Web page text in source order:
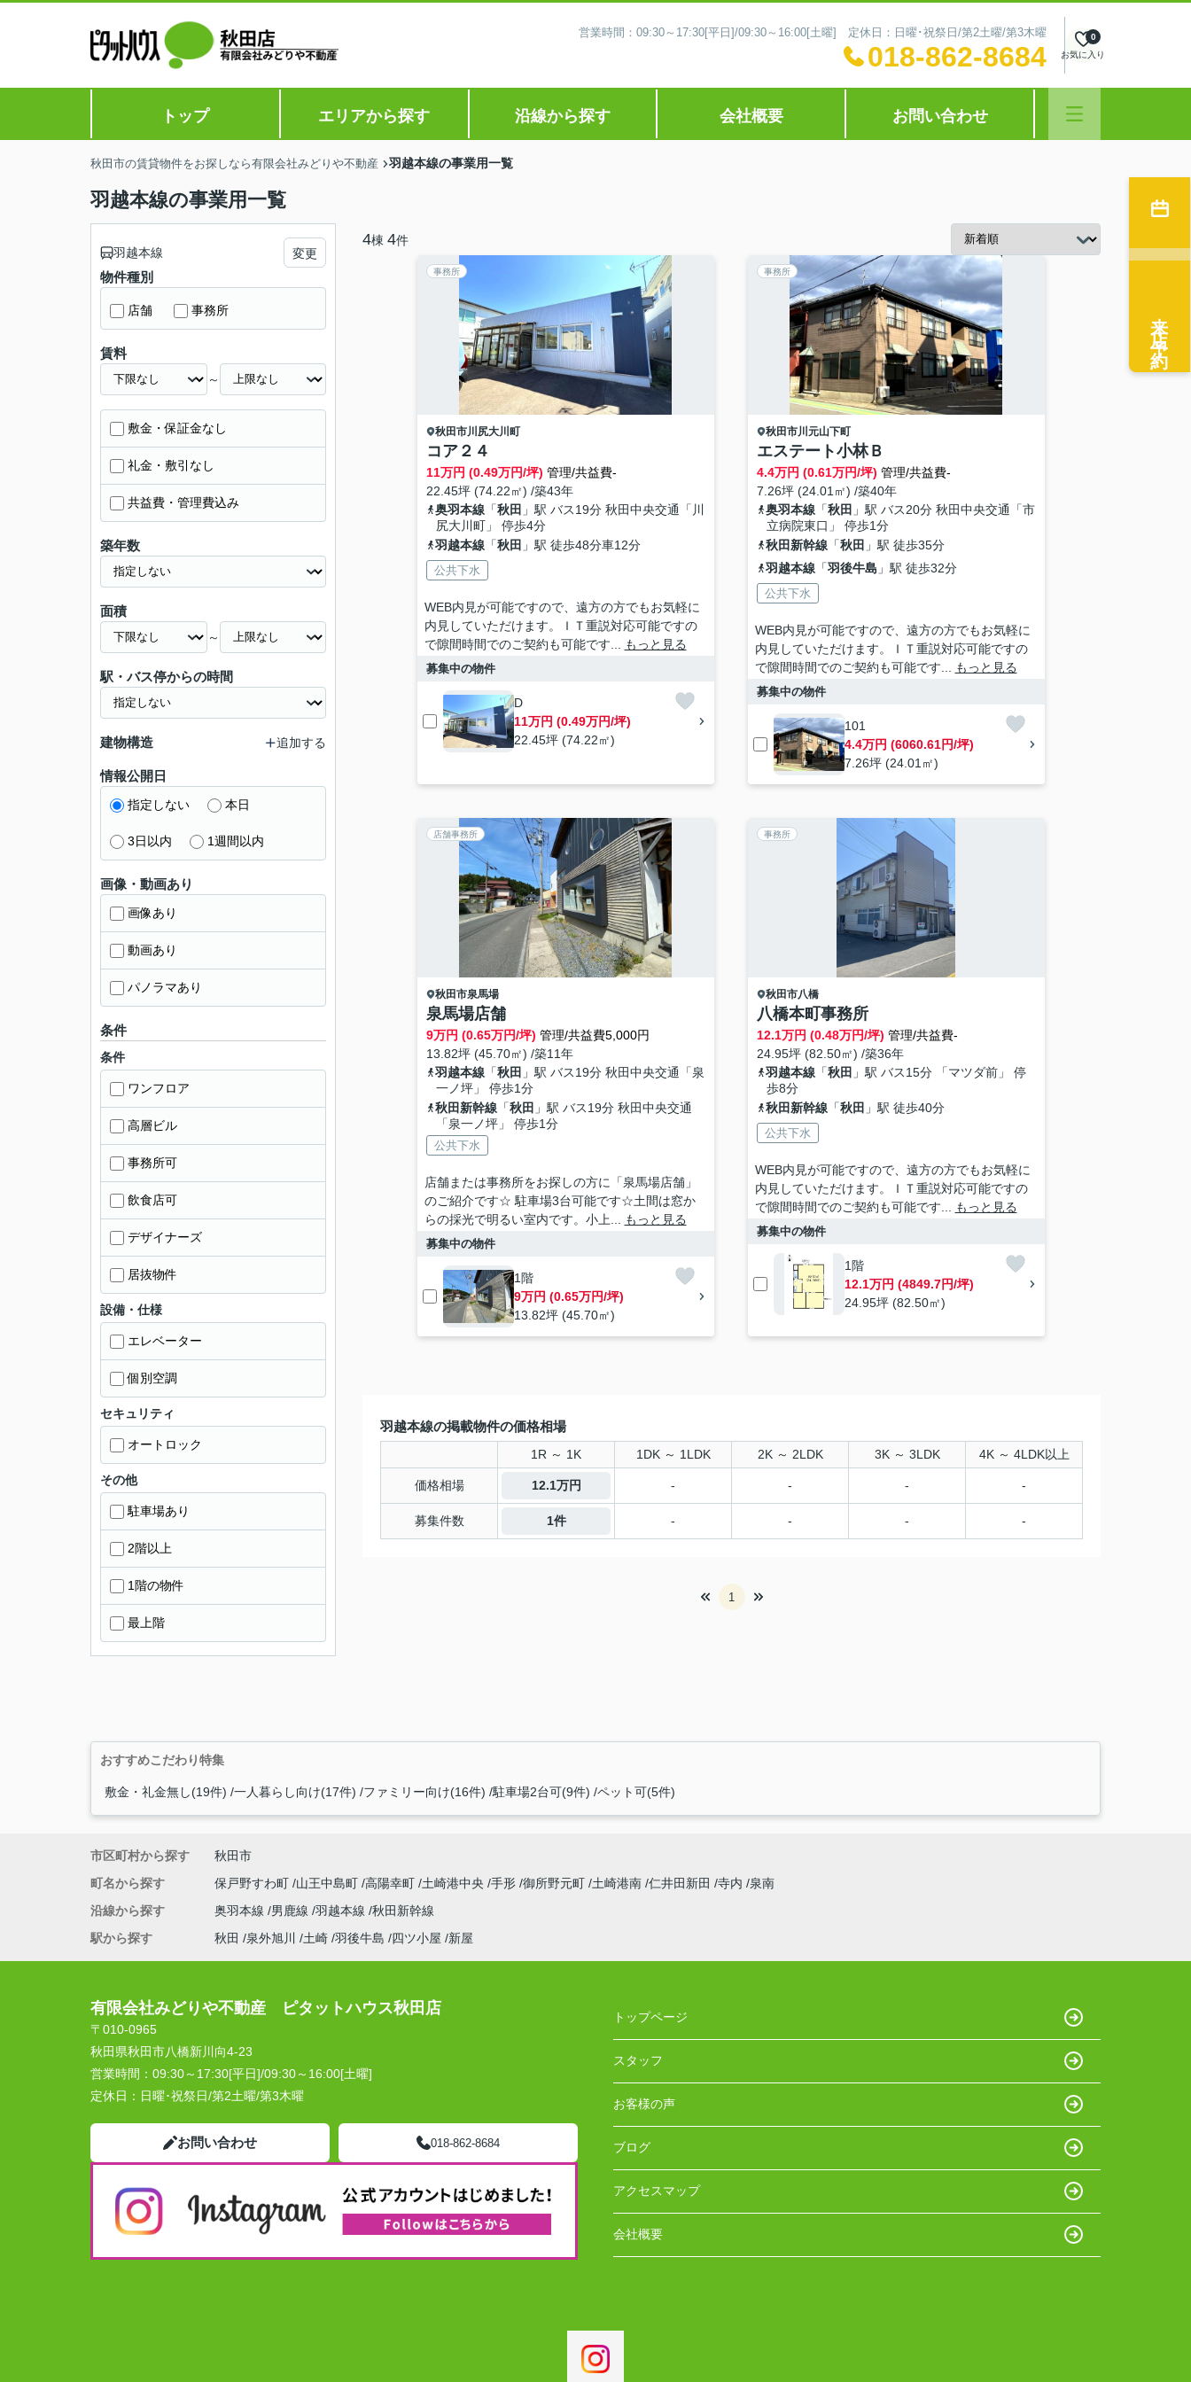
営業時間：09:30～17:30[平日]/09:30～16:00[土曜] 定休日：日曜･祝祭日/第2土曜/第3木曜
018-862-8684 お気に入り
0
トップ エリアから探す 沿線から探す 会社概要 お問い合わせ
秋田市の賃貸物件をお探しなら有限会社みどりや不動産 羽越本線の事業用一覧
羽越本線の事業用一覧
4棟 4件
事務所
秋田市川尻大川町
コア２４
11万円 (0.49万円/坪) 管理/共益費-
22.45坪 (74.22㎡) /築43年
奥羽本線「秋田 」駅 バス19分 秋田中央交通「川
尻大川町」 停歩4分
羽越本線「秋田 」駅 徒歩48分車12分
公共下水
WEB内見が可能ですので、遠方の方でもお気軽に
内見していただけます。ＩＴ重説対応可能ですの
で隙間時間でのご契約も可能です...
もっと見る
募集中の物件
D
11万円 (0.49万円/坪)
22.45坪 (74.22㎡)
事務所
秋田市川元山下町
エステート小林Ｂ
4.4万円 (0.61万円/坪) 管理/共益費-
7.26坪 (24.01㎡) /築40年
奥羽本線「秋田 」駅 バス20分 秋田中央交通「市
立病院東口」 停歩1分
秋田新幹線「秋田 」駅 徒歩35分
羽越本線「羽後牛島 」駅 徒歩32分
公共下水
WEB内見が可能ですので、遠方の方でもお気軽に
内見していただけます。ＩＴ重説対応可能ですの
で隙間時間でのご契約も可能です...
もっと見る
募集中の物件
101
4.4万円 (6060.61円/坪)
7.26坪 (24.01㎡)
店舗事務所
秋田市泉馬場
泉馬場店舗
9万円 (0.65万円/坪) 管理/共益費5,000円
13.82坪 (45.70㎡) /築11年
羽越本線「秋田 」駅 バス19分 秋田中央交通「泉
一ノ坪」 停歩1分
秋田新幹線「秋田 」駅 バス19分 秋田中央交通
「泉一ノ坪」 停歩1分
公共下水
店舗または事務所をお探しの方に「泉馬場店舗」
のご紹介です☆ 駐車場3台可能です☆土間は窓か
らの採光で明るい室内です。小上...
もっと見る
募集中の物件
1階
9万円 (0.65万円/坪)
13.82坪 (45.70㎡)
事務所
秋田市八橋
八橋本町事務所
12.1万円 (0.48万円/坪) 管理/共益費-
24.95坪 (82.50㎡) /築36年
羽越本線「秋田 」駅 バス15分 「マツダ前」 停
歩8分
秋田新幹線「秋田 」駅 徒歩40分
公共下水
WEB内見が可能ですので、遠方の方でもお気軽に
内見していただけます。ＩＴ重説対応可能ですの
で隙間時間でのご契約も可能です...
もっと見る
募集中の物件
1階
12.1万円 (4849.7円/坪)
24.95坪 (82.50㎡)
羽越本線の掲載物件の価格相場
1R ～ 1K 1DK ～ 1LDK 2K ～ 2LDK 3K ～ 3LDK 4K ～ 4LDK以上
価格相場 12.1万円 - - - -
募集件数 1件 - - - -
1
羽越本線 変更
物件種別
店舗 事務所
賃料
～
敷金・保証金なし
礼金・敷引なし
共益費・管理費込み
築年数
面積
～
駅・バス停からの時間
建物構造 追加する
情報公開日
指定しない 本日
3日以内 1週間以内
画像・動画あり
画像あり
動画あり
パノラマあり
条件
条件
ワンフロア
高層ビル
事務所可
飲食店可
デザイナーズ
居抜物件
設備・仕様
エレベーター
個別空調
セキュリティ
オートロック
その他
駐車場あり
2階以上
1階の物件
最上階
おすすめこだわり特集
敷金・礼金無し(19件) 一人暮らし向け(17件) ファミリー向け(16件) 駐車場2台可(9件) ペット可(5件)
来店予約
市区町村から探す
秋田市
町名から探す
保戸野すわ町 山王中島町 高陽幸町 土崎港中央 手形 御所野元町 土崎港南 仁井田新田 寺内
泉南
沿線から探す
奥羽本線 男鹿線 羽越本線 秋田新幹線
駅から探す
秋田 泉外旭川 土崎 羽後牛島 四ツ小屋 新屋
有限会社みどりや不動産 ピタットハウス秋田店
〒010-0965
秋田県秋田市八橋新川向4-23
営業時間： 09:30～17:30[平日]/09:30～16:00[土曜]
定休日： 日曜･祝祭日/第2土曜/第3木曜
お問い合わせ 018-862-8684
トップページ
スタッフ
お客様の声
ブログ
アクセスマップ
会社概要